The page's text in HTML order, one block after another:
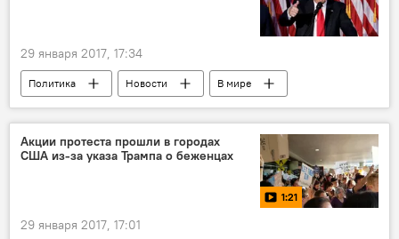
29 января 2017, 17:34
Политика Новости
В мире
США
Дональд Трамп
санкции
конгресс
Россия
Акции протеста прошли в городах
США из-за указа Трампа о беженцах
1:21
29 января 2017, 17:01